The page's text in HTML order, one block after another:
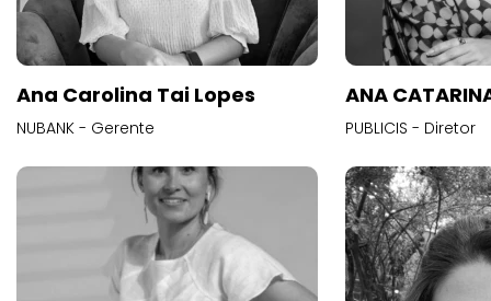
Ana Carolina Tai Lopes
NUBANK - Gerente
ANA
PUBLICIS - Diretor